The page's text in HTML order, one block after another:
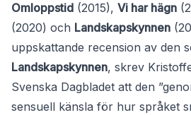
Omloppstid (2015), Vi har hägn
(2020) och Landskapskynnen
uppskattande recension av den
Landskapskynnen, skrev
Svenska Dagbladet att den
sensuell känsla för hur språket